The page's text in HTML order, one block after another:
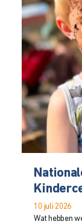
10 juli 2026
Wat hebben